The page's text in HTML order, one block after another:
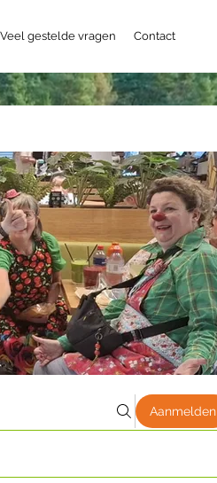
Veel gestelde vragen Contact
Aanmelden